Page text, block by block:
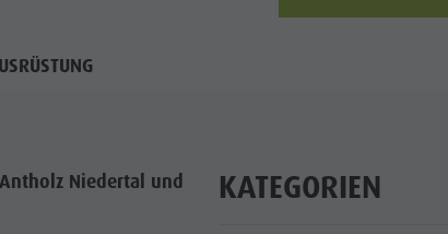
Niedertal und
KATEGORIEN